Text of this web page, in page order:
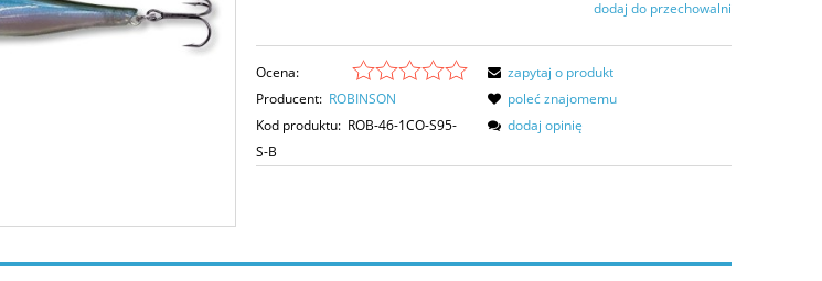
dodaj do przechowalni
Ocena:
Producent: ROBINSON
Kod produktu: ROB-46-1CO-S95-
S-B
zapytaj o produkt
poleć znajomemu
dodaj opinię